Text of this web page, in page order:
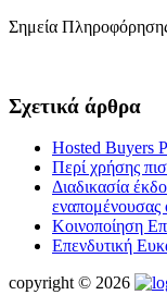
Σημεία
Σχετικά άρθρα
Hosted Buyers
Περί χρήσης
Διαδικασία
εναπομένουσας
Κοινοποίηση
Επενδυτική
copyright © 2026